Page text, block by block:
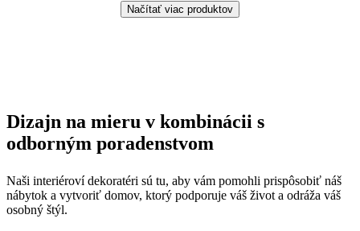
Načítať viac produktov
page
Dizajn na mieru v kombinácii s
odborným poradenstvom
Naši interiéroví dekoratéri sú tu, aby vám pomohli prispôsobiť náš
nábytok a vytvoriť domov, ktorý podporuje váš život a odráža váš
osobný štýl.